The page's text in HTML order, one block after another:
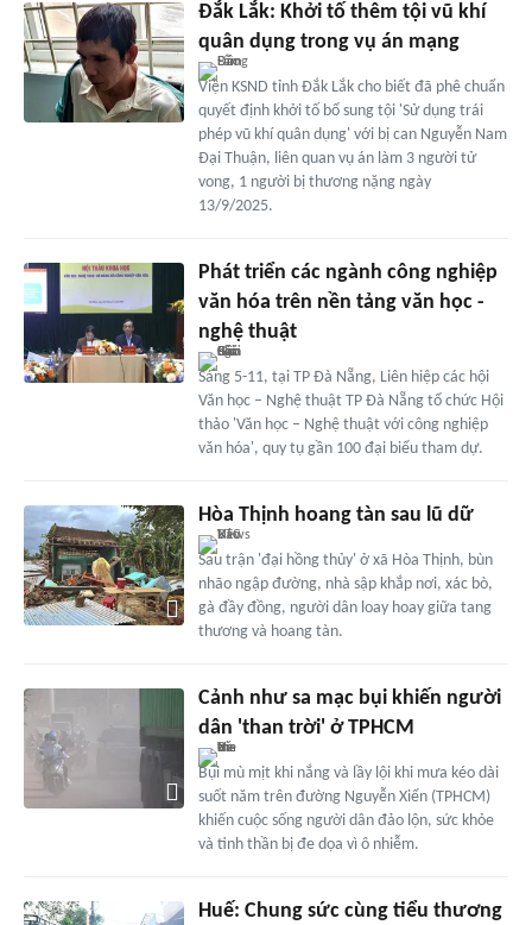
Đắk Lắk: Khởi tố thêm tội vũ khí
quân dụng trong vụ án mạng
Viện KSND tỉnh Đắk Lắk cho biết đã phê chuẩn
quyết định khởi tố bổ sung tội 'Sử dụng trái
phép vũ khí quân dụng' với bị can Nguyễn Nam
Đại Thuận, liên quan vụ án làm 3 người tử
vong, 1 người bị thương nặng ngày
13/9/2025.
Phát triển các ngành công nghiệp
văn hóa trên nền tảng văn học -
nghệ thuật
Sáng 5-11, tại TP Đà Nẵng, Liên hiệp các hội
Văn học – Nghệ thuật TP Đà Nẵng tổ chức Hội
thảo 'Văn học – Nghệ thuật với công nghiệp
văn hóa', quy tụ gần 100 đại biểu tham dự.
Hòa Thịnh hoang tàn sau lũ dữ
Sau trận 'đại hồng thủy' ở xã Hòa Thịnh, bùn
nhão ngập đường, nhà sập khắp nơi, xác bò,
gà đầy đồng, người dân loay hoay giữa tang
thương và hoang tàn.
Cảnh như sa mạc bụi khiến người
dân 'than trời' ở TPHCM
Bụi mù mịt khi nắng và lầy lội khi mưa kéo dài
suốt năm trên đường Nguyễn Xiển (TPHCM)
khiến cuộc sống người dân đảo lộn, sức khỏe
và tinh thần bị đe dọa vì ô nhiễm.
Huế: Chung sức cùng tiểu thương